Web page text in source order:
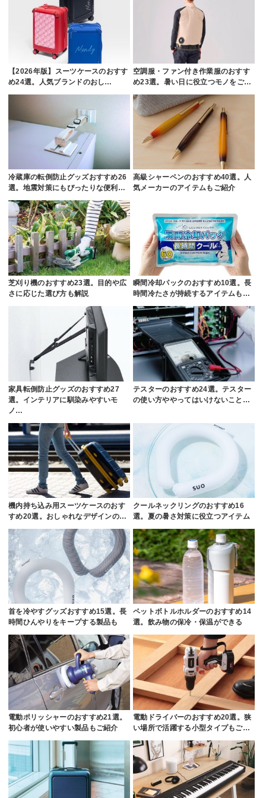
【2026年版】スーツケースのおすす
め24選。人気ブランドのおし…
空調服・ファン付き作業服のおすす
め23選。暑い日に役立つモノをご…
冷蔵庫の転倒防止グッズおすすめ26
選。地震対策にもぴったりな便利…
高級シャーペンのおすすめ40選。人
気メーカーのアイテムもご紹介
芝刈り機のおすすめ23選。目的や広
さに応じた選び方も解説
瞬間冷却パックのおすすめ10選。長
時間冷たさが持続するアイテムも…
家具転倒防止グッズのおすすめ27
選。インテリアに馴染みやすいモ
ノ…
テスターのおすすめ24選。テスター
の使い方ややってはいけないこと…
機内持ち込み用スーツケースのおす
すめ20選。おしゃれなデザインの…
クールネックリングのおすすめ16
選。夏の暑さ対策に役立つアイテム
首を冷やすグッズおすすめ15選。長
時間ひんやりをキープする製品も
ペットボトルホルダーのおすすめ14
選。飲み物の保冷・保温ができる
電動ポリッシャーのおすすめ21選。
初心者が使いやすい製品もご紹介
電動ドライバーのおすすめ20選。狭
い場所で活躍する小型タイプもご…